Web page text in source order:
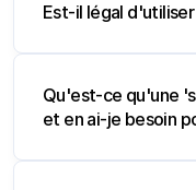
Est-il légal
Qu'est-ce qu'une
et en ai-je besoin